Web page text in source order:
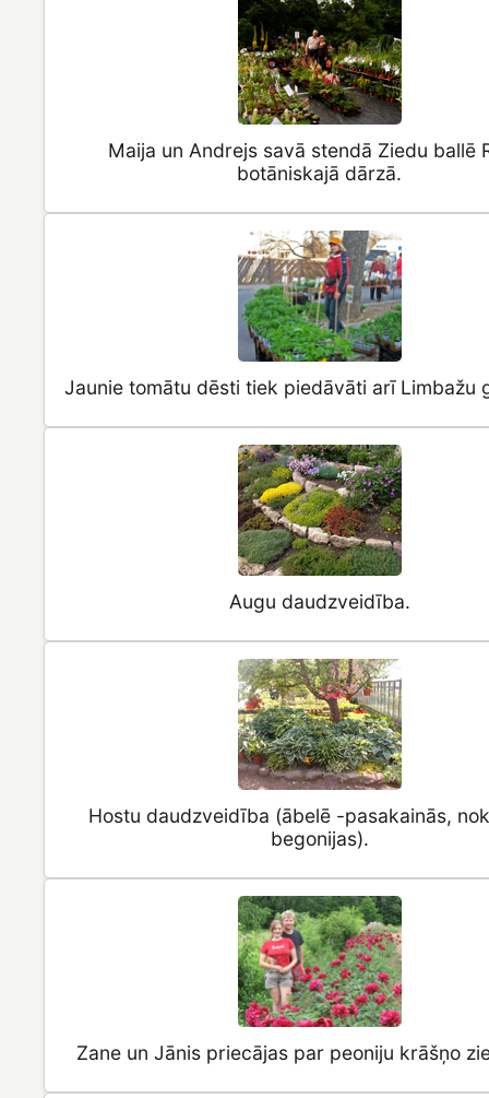
Maija un Andrejs savā stendā Ziedu ballē
botāniskajā dārzā.
Jaunie tomātu dēsti tiek piedāvāti arī Limbažu
Augu daudzveidība.
Hostu daudzveidība (ābelē -pasakainās,
begonijas).
Zane un Jānis priecājas par peoniju krāšņo